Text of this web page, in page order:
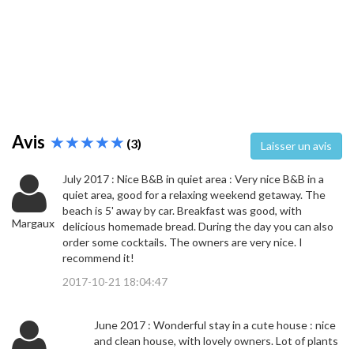
Avis (3) Laisser un avis
Margaux
July 2017 : Nice B&B in quiet area : Very nice B&B in a
quiet area, good for a relaxing weekend getaway. The
beach is 5' away by car. Breakfast was good, with
delicious homemade bread. During the day you can also
order some cocktails. The owners are very nice. I
recommend it!
2017-10-21 18:04:47
June 2017 : Wonderful stay in a cute house : nice
and clean house, with lovely owners. Lot of plants